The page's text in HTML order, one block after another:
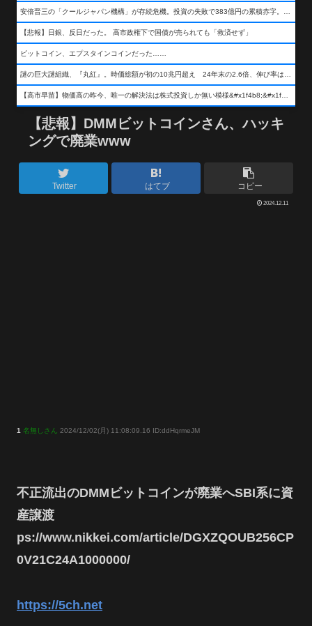
安倍晋三の「クールジャパン機構」が存続危機。投資の失敗で383億円の累積赤字。2025年度決算も大赤字の可能性。責任の所在はウヤムヤ
【悲報】日銀、反日だった。 高市政権下で国債が売られても「救済せず」
ビットコイン、エプスタインコインだった……
謎の巨大謎組織、『丸紅』。時価総額が初の10兆円超え 24年末の2.6倍、伸び率は謎組織首位
【高市早苗】物価高の昨今、唯一の解決法は株式投資しか無い模様&#x1f4b8;&#x1f4b8;&#x1f4b8;
【悲報】DMMビットコインさん、ハッキ
ングで廃業www
Twitter はてブ コピー
2024.12.11
1 名無しさん 2024/12/02(月) 11:08:09.16 ID:ddHqrmeJM
不正流出のDMMビットコインが廃業へSBI系に資
産譲渡
ps://www.nikkei.com/article/DGXZQOUB256CP
0V21C24A1000000/
https://5ch.net